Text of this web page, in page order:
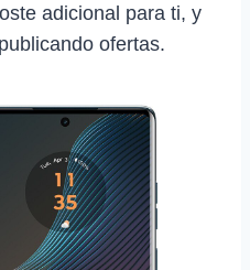
adicional para ti, y
ofertas.